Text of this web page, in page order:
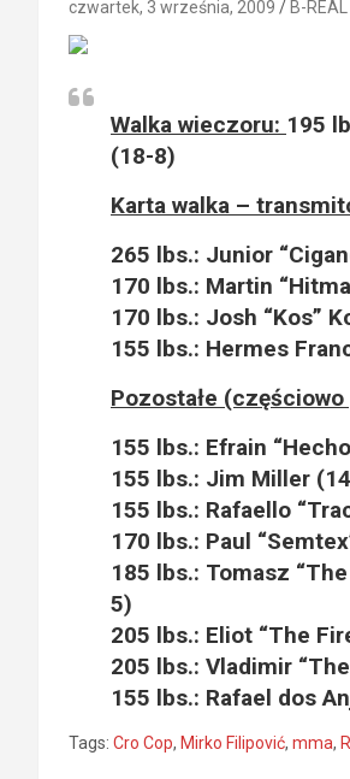
czwartek, 3 września, 2009 B-REAL
Walka wieczoru: 195
(18-8)
Karta walka –
265 lbs.: Junior
170 lbs.: Martin
170 lbs.: Josh “Kos”
155 lbs.: Hermes
Pozostałe
155 lbs.: Efrain
155 lbs.: Jim Miller
155 lbs.: Rafaello
170 lbs.: Paul
185 lbs.: Tomasz
5)
205 lbs.: Eliot “The
205 lbs.: Vladimir
155 lbs.: Rafael dos
Tags: Cro Cop, Mirko Filipović, mma,